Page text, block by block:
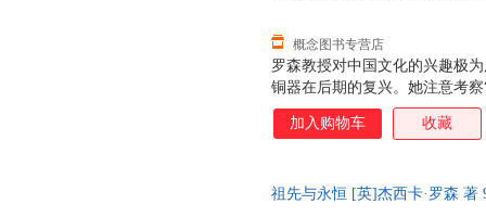
罗森教授对中国文化的兴趣极
铜器在后期的复兴。她注意考
理论在探讨青铜器发展方面卓
于上古玉器在后期的保存及重
（从商代至汉代）整体墓葬形
概念图书专营店
加入购物车 收藏
祖先与永恒 [英]杰西卡·罗森 著